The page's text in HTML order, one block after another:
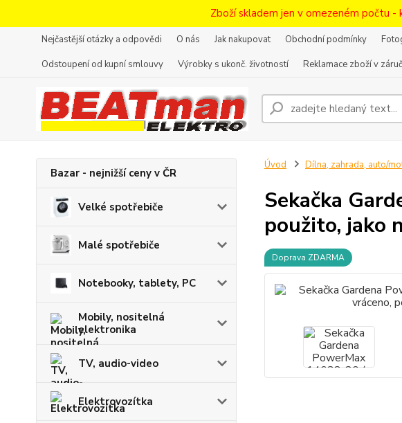
Zboží skladem jen v omezeném počtu -
Nejčastější otázky a odpovědi O nás Jak nakupovat Obchodní podmínky
Odstoupení od kupní smlouvy
Výrobky s ukonč. životností Reklamace zboží v
Bazar - nejnižší ceny v ČR
Velké spotřebiče
Malé spotřebiče
Notebooky, tablety, PC
Mobily, nositelná
elektronika
TV, audio-video
Elektrovozítka
Úvod Dílna, zahrada, auto/
Sekačka
použito, jako
Doprava ZDARMA